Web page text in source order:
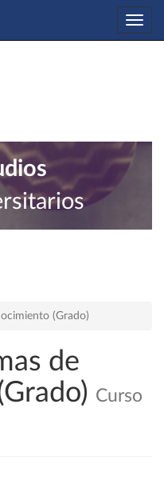
(Grado)
de
Curso